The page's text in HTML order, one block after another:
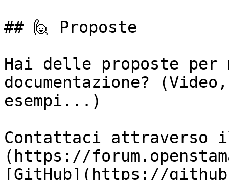
## 🙋 Proposte
Hai delle proposte per
documentazione?
esempi...)
Contattaci
(https://
[GitHub](https://